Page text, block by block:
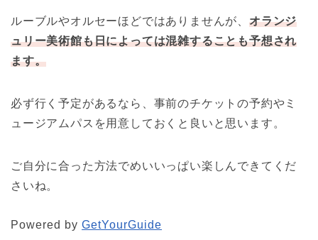
ルーブルやオルセーほどではありませんが、 オランジ
ュリー美術館も日によっては混雑することも予想され
ます。
必ず行く予定があるなら、事前のチケットの予約やミ
ュージアムパスを用意しておくと良いと思います。
ご自分に合った方法でめいいっぱい楽しんできてくだ
さいね。
Powered by GetYourGuide